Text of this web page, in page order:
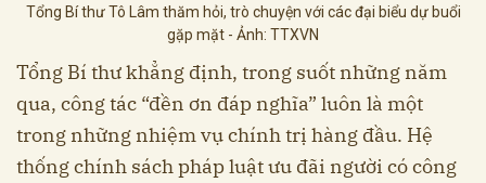
Tổng Bí thư Tô Lâm thăm hỏi, trò chuyện với các đại biểu dự buổi
gặp mặt - Ảnh: TTXVN
Tổng Bí thư khẳng định, trong suốt những năm
qua, công tác “đền ơn đáp nghĩa” luôn là một
trong những nhiệm vụ chính trị hàng đầu. Hệ
thống chính sách pháp luật ưu đãi người có công